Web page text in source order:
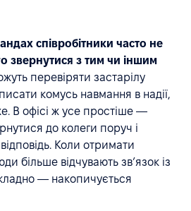
співробітники часто не
звернутися з тим чи іншим
перевіряти застарілу
комусь навмання в надії,
В офісі ж усе простіше —
до колеги поруч і
Коли отримати
більше відчувають зв’язок із
— накопичується